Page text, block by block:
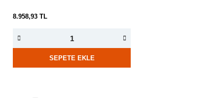
8.958,93 TL
SEPETE EKLE